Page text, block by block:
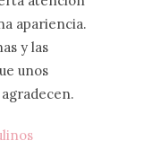
apariencia.
y las
unos